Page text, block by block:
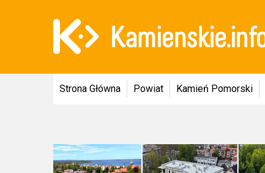
Strona Główna Powiat Kamień Pomorski